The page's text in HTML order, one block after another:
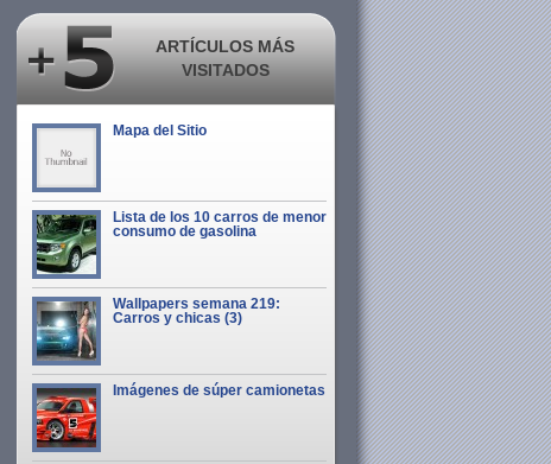
ARTÍCULOS MÁS
VISITADOS
Mapa del Sitio
Lista de los 10 carros de menor
consumo de gasolina
Wallpapers semana 219:
Carros y chicas (3)
Imágenes de súper camionetas